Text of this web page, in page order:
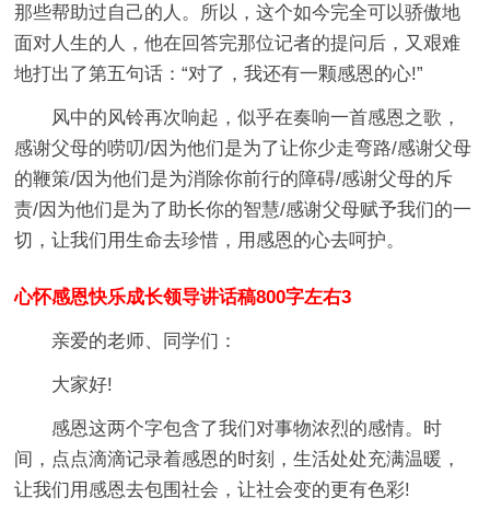
那些帮助过自己的人。所以，这个如今完全可以骄傲地
面对人生的人，他在回答完那位记者的提问后，又艰难
地打出了第五句话：“对了，我还有一颗感恩的心!”
风中的风铃再次响起，似乎在奏响一首感恩之歌，
感谢父母的唠叨/因为他们是为了让你少走弯路/感谢父母
的鞭策/因为他们是为消除你前行的障碍/感谢父母的斥
责/因为他们是为了助长你的智慧/感谢父母赋予我们的一
切，让我们用生命去珍惜，用感恩的心去呵护。
心怀感恩快乐成长领导讲话稿800字左右3
亲爱的老师、同学们：
大家好!
感恩这两个字包含了我们对事物浓烈的感情。时
间，点点滴滴记录着感恩的时刻，生活处处充满温暖，
让我们用感恩去包围社会，让社会变的更有色彩!